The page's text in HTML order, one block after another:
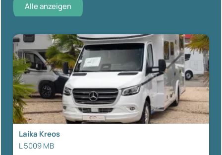
Alle anzeigen
Laika Kreos
L 5009 MB